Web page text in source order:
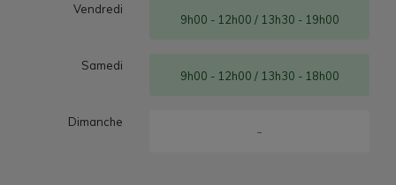
Vendredi
9h00 - 12h00 / 13h30 - 19h00
Samedi
9h00 - 12h00 / 13h30 - 18h00
Dimanche
-